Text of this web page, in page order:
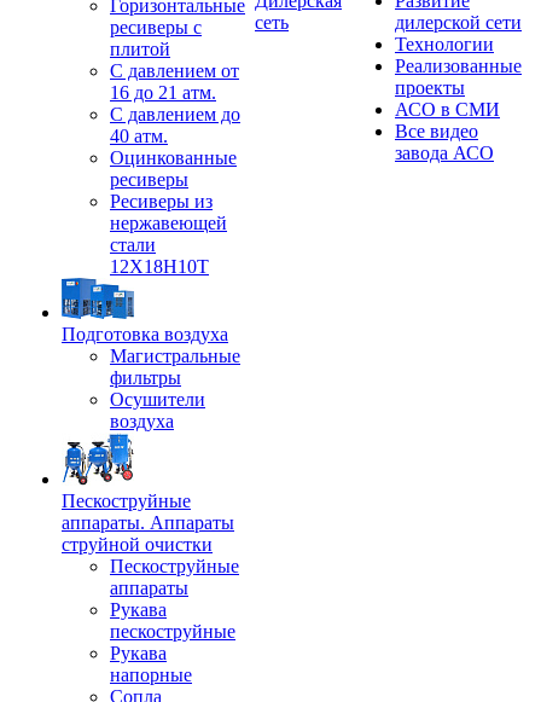
Горизонтальные
ресиверы с
плитой
С давлением от
16 до 21 атм.
С давлением до
40 атм.
Оцинкованные
ресиверы
Ресиверы из
нержавеющей
стали
12Х18Н10Т
Подготовка воздуха
Магистральные
фильтры
Осушители
воздуха
Пескоструйные
аппараты. Аппараты
струйной очистки
Пескоструйные
аппараты
Рукава
пескоструйные
Рукава
напорные
Сопла
сеть
дилерской сети
Технологии
Реализованные
проекты
АСО в СМИ
Все видео
завода АСО